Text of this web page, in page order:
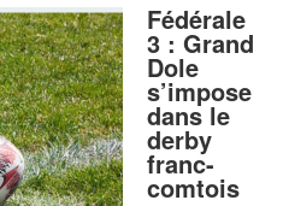
Fédérale
3 : Grand
Dole
s’impose
dans le
derby
franc-
comtois